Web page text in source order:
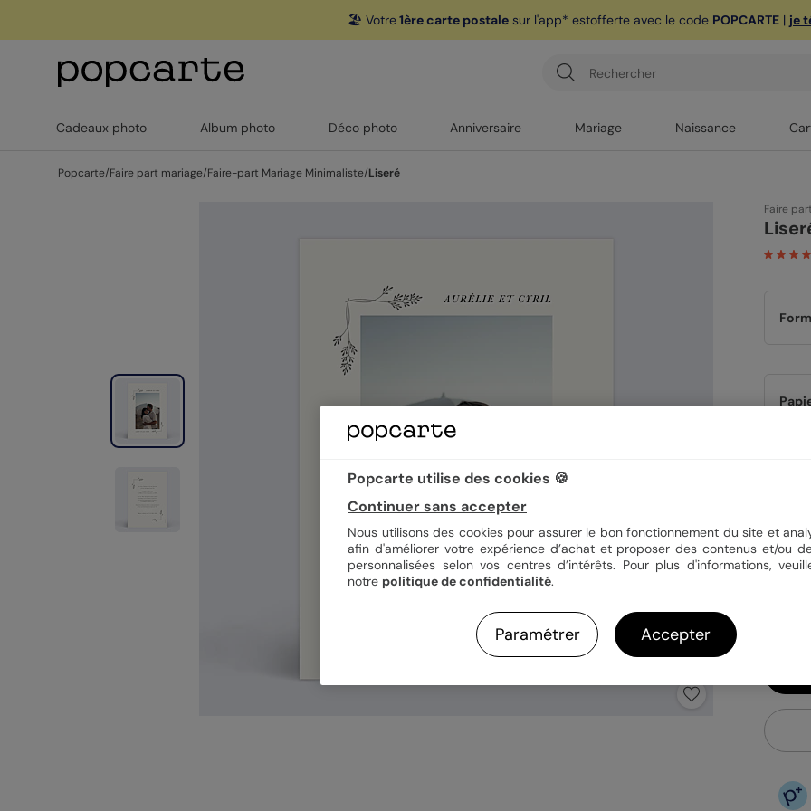
🏖️ Votre1ère carte postalesur l'app* estofferte avec le code POPCARTE| je
Cadeaux photo Album photo Déco photo Anniversaire Mariage Naissance
Popcarte/Faire part mariage/Faire-part Mariage Minimaliste/Liseré
Faire
Popcarte utilise des cookies 🍪
Continuer sans accepter
Nous utilisons des cookies pour assurer le bon fonctionnement du site et
afin d'améliorer votre expérience d’achat et proposer des contenus et/ou
personnalisées selon vos centres d’intérêts. Pour plus d'informations,
notre politique de confidentialité.
Paramétrer Accepter